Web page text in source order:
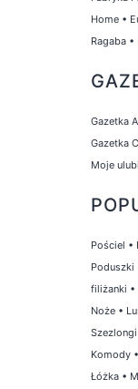
Home •
Ragaba •
Gazetka
Gazetka
Moje
Pościel •
Poduszki
filiżanki •
Noże •
Szezlongi
Komody •
Łóżka •